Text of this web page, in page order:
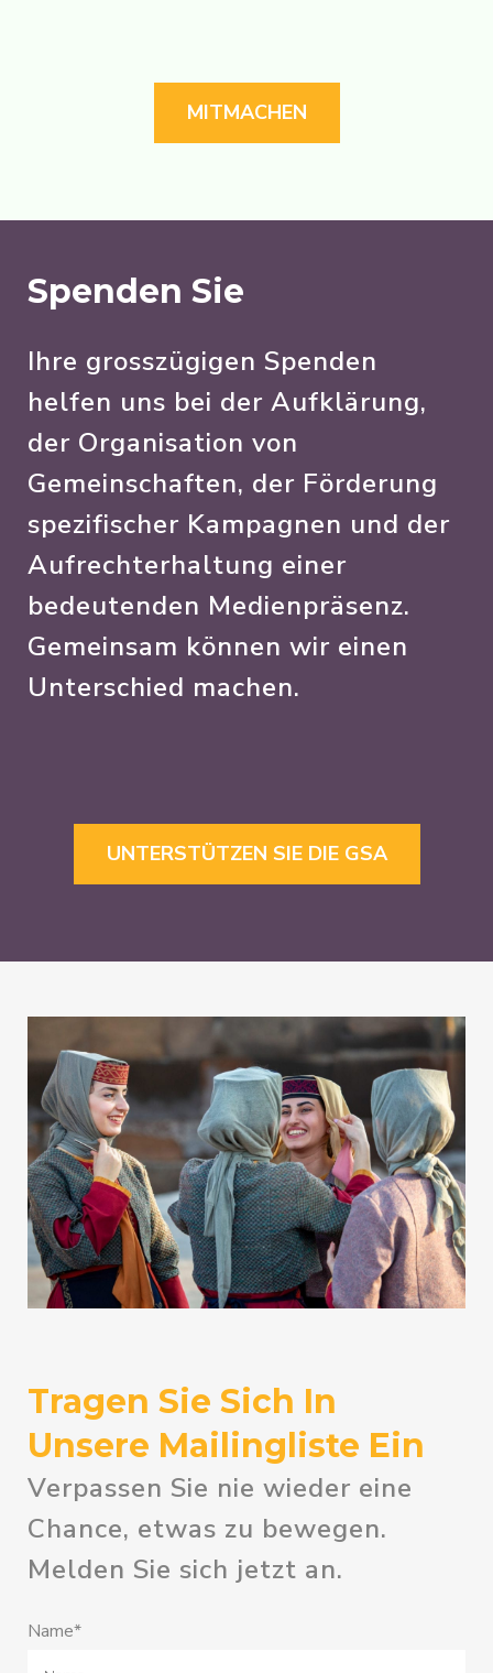
MITMACHEN
Spenden Sie
Ihre grosszügigen Spenden
helfen uns bei der Aufklärung,
der Organisation von
Gemeinschaften, der Förderung
spezifischer Kampagnen und der
Aufrechterhaltung einer
bedeutenden Medienpräsenz.
Gemeinsam können wir einen
Unterschied machen.
UNTERSTÜTZEN SIE DIE GSA
Tragen Sie Sich In
Unsere Mailingliste Ein
Verpassen Sie nie wieder eine
Chance, etwas zu bewegen.
Melden Sie sich jetzt an.
Name*